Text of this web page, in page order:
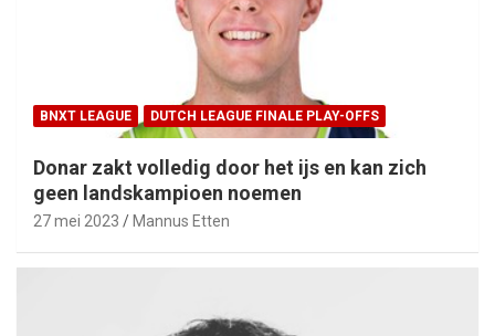
BNXT LEAGUE DUTCH LEAGUE FINALE PLAY-OFFS
Donar zakt volledig door het ijs en kan zich
geen landskampioen noemen
27 mei 2023 Mannus Etten